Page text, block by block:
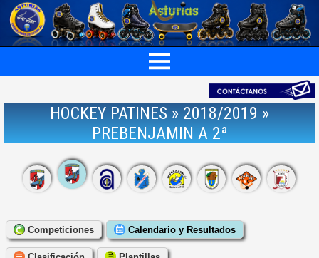
HOCKEY PATINES » 2018/2019 »
PREBENJAMIN A 2ª
Competiciones Calendario y Resultados